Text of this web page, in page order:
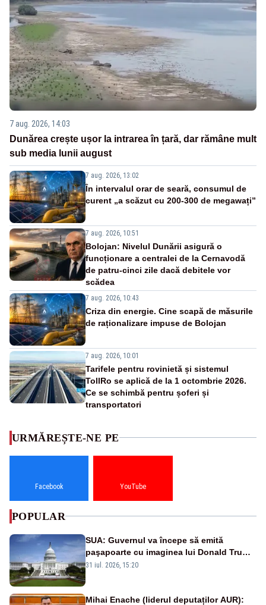
7 aug. 2026, 14:03
Dunărea crește ușor la intrarea în țară, dar rămâne mult
sub media lunii august
7 aug. 2026, 13:02
În intervalul orar de seară, consumul de
curent „a scăzut cu 200-300 de megawați”
7 aug. 2026, 10:51
Bolojan: Nivelul Dunării asigură o
funcționare a centralei de la Cernavodă
de patru-cinci zile dacă debitele vor
scădea
7 aug. 2026, 10:43
Criza din energie. Cine scapă de măsurile
de raționalizare impuse de Bolojan
7 aug. 2026, 10:01
Tarifele pentru rovinietă și sistemul
TollRo se aplică de la 1 octombrie 2026.
Ce se schimbă pentru șoferi și
transportatori
URMĂREȘTE-NE PE
Facebook YouTube
POPULAR
SUA: Guvernul va începe să emită
paşapoarte cu imaginea lui Donald Trump
începând cu 8 august
31 iul. 2026, 15:20
Mihai Enache (liderul deputaților AUR):